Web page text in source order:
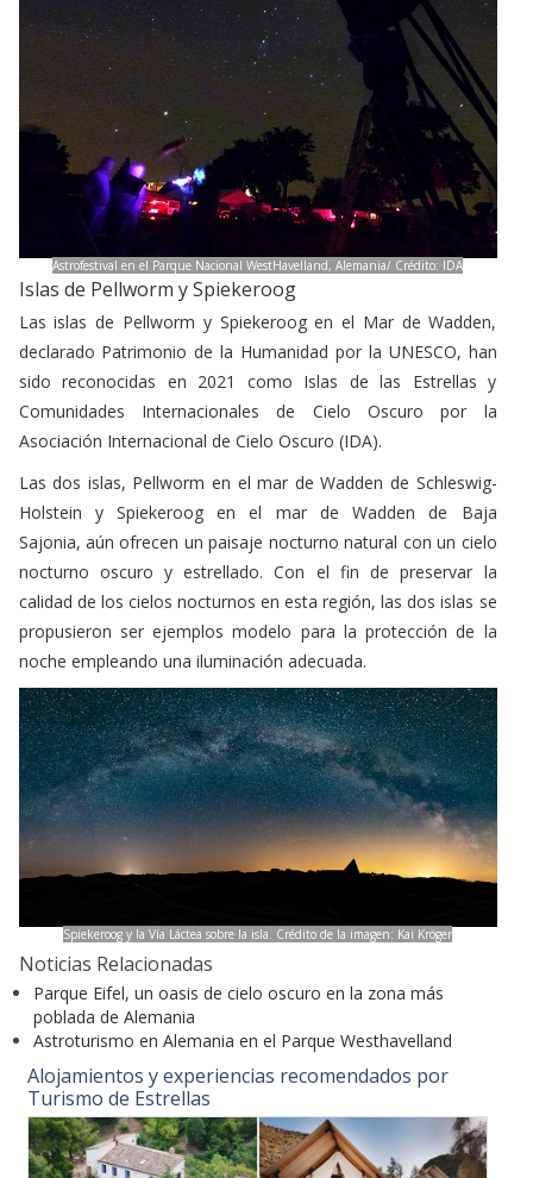
Astrofestival en el Parque Nacional WestHavelland, Alemania/ Crédito: IDA
Islas de Pellworm y Spiekeroog
Las islas de Pellworm y Spiekeroog en el Mar de Wadden,
declarado Patrimonio de la Humanidad por la UNESCO, han
sido reconocidas en 2021 como Islas de las Estrellas y
Comunidades Internacionales de Cielo Oscuro por la
Asociación Internacional de Cielo Oscuro (IDA).
Las dos islas, Pellworm en el mar de Wadden de Schleswig-
Holstein y Spiekeroog en el mar de Wadden de Baja
Sajonia, aún ofrecen un paisaje nocturno natural con un cielo
nocturno oscuro y estrellado. Con el fin de preservar la
calidad de los cielos nocturnos en esta región, las dos islas se
propusieron ser ejemplos modelo para la protección de la
noche empleando una iluminación adecuada.
Spiekeroog y la Vía Láctea sobre la isla. Crédito de la imagen: Kai Kröger
Noticias Relacionadas
Parque Eifel, un oasis de cielo oscuro en la zona más
poblada de Alemania
Astroturismo en Alemania en el Parque Westhavelland
Alojamientos y experiencias recomendados por
Turismo de Estrellas